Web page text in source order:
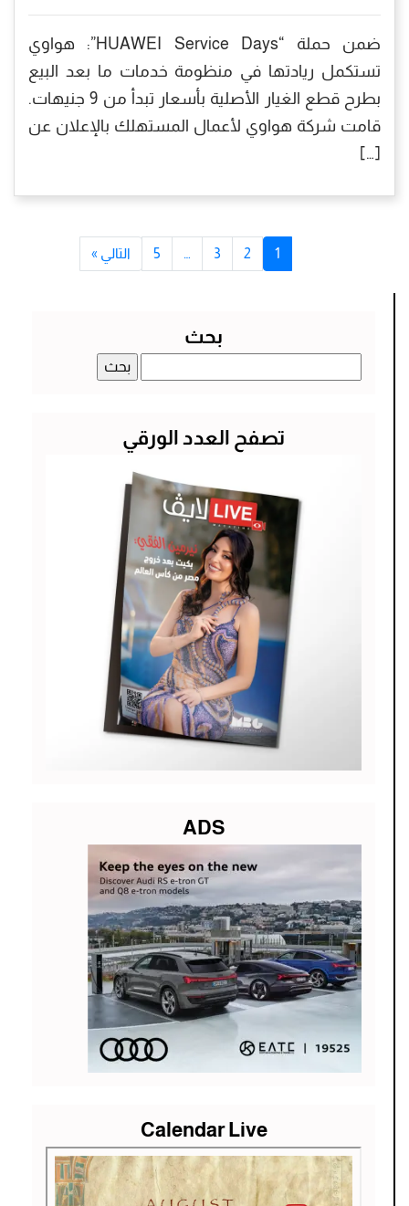
ضمن حملة “HUAWEI Service Days”: هواوي
تستكمل ريادتها في منظومة خدمات ما بعد البيع
بطرح قطع الغيار الأصلية بأسعار تبدأ من 9 جنيهات.
قامت شركة هواوي لأعمال المستهلك بالإعلان عن
[…]
1
2
3
…
5 التالي »
بحث
عن:
تصفح العدد الورقي
ADS
Calendar Live